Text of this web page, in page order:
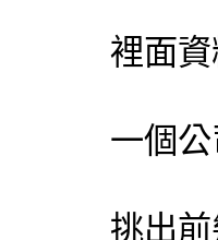
裡面
一個
挑出